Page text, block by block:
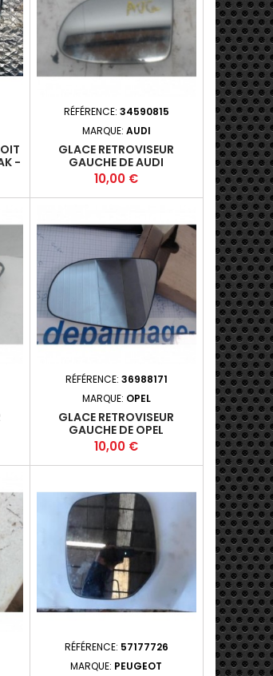
-
RÉFÉRENCE: 34590815
MARQUE: AUDI
GLACE RETROVISEUR
GAUCHE DE AUDI
Prix
10,00 €
RÉFÉRENCE: 36988171
MARQUE: OPEL
GLACE RETROVISEUR
GAUCHE DE OPEL
Prix
10,00 €
RÉFÉRENCE: 57177726
MARQUE: PEUGEOT